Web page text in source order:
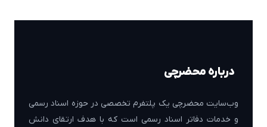
درباره محضرچی
وب‌سایت محضرچی یک پلتفرم تخصصی در حوزه اسناد رسمی
و خدمات دفاتر اسناد رسمی است که با هدف ارتقای دانش